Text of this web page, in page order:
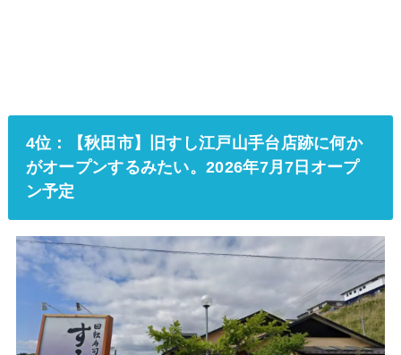
4位：【秋田市】旧すし江戸山手台店跡に何か
がオープンするみたい。2026年7月7日オープ
ン予定